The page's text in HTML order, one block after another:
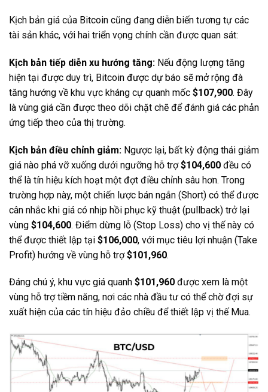
Kịch bản giá của Bitcoin cũng đang diễn biến tương tự các
tài sản khác, với hai triển vọng chính cần được quan sát:
Kịch bản tiếp diễn xu hướng tăng: Nếu động lượng tăng
hiện tại được duy trì, Bitcoin được dự báo sẽ mở rộng đà
tăng hướng về khu vực kháng cự quanh mốc $107,900. Đây
là vùng giá cần được theo dõi chặt chẽ để đánh giá các phản
ứng tiếp theo của thị trường.
Kịch bản điều chỉnh giảm: Ngược lại, bất kỳ động thái giảm
giá nào phá vỡ xuống dưới ngưỡng hỗ trợ$104,600 đều có
thể là tín hiệu kích hoạt một đợt điều chỉnh sâu hơn. Trong
trường hợp này, một chiến lược bán ngắn (Short) có thể được
cân nhắc khi giá có nhịp hồi phục kỹ thuật (pullback) trở lại
vùng $104,600. Điểm dừng lỗ (Stop Loss) cho vị thế này có
thể được thiết lập tại $106,000, với mục tiêu lợi nhuận (Take
Profit) hướng về vùng hỗ trợ$101,960.
Đáng chú ý, khu vực giá quanh $101,960 được xem là một
vùng hỗ trợ tiềm năng, nơi các nhà đầu tư có thể chờ đợi sự
xuất hiện của các tín hiệu đảo chiều để thiết lập vị thế Mua.